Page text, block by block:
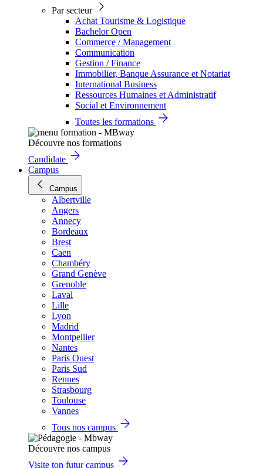
Par secteur
Achat Tourisme & Logistique
Bachelor Open
Commerce / Management
Communication
Gestion / Finance
Immobilier, Banque Assurance et Notariat
International Business
Ressources Humaines et Administratif
Social et Environnement
Toutes les formations
Découvre nos formations
Candidate
Campus
Campus
Albertville
Angers
Annecy
Bordeaux
Brest
Caen
Chambéry
Grand Genève
Grenoble
Laval
Lille
Lyon
Madrid
Montpellier
Nantes
Paris Ouest
Paris Sud
Rennes
Strasbourg
Toulouse
Vannes
Tous nos campus
Découvre nos campus
Visite ton futur campus